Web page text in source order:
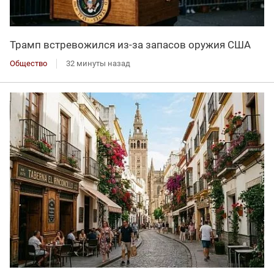
Трамп встревожился из-за запасов оружия США
Общество 32 минуты назад